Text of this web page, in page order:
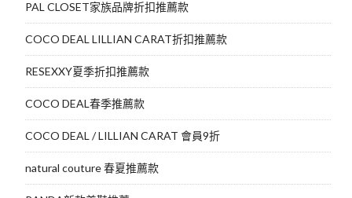
PAL CLOSET家族品牌折扣推薦款
COCO DEAL LILLIAN CARAT折扣推薦款
RESEXXY夏季折扣推薦款
COCO DEAL春季推薦款
COCO DEAL / LILLIAN CARAT 會員9折
natural couture 春夏推薦款